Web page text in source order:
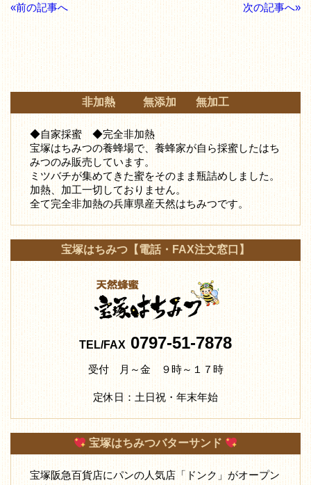
«前の記事へ 次の記事へ»
非加熱 無添加 無加工
◆自家採蜜 ◆完全非加熱
宝塚はちみつの養蜂場で、養蜂家が自ら採蜜したはち
みつのみ販売しています。
ミツバチが集めてきた蜜をそのまま瓶詰めしました。
加熱、加工一切しておりません。
全て完全非加熱の兵庫県産天然はちみつです。
宝塚はちみつ【電話・FAX注文窓口】
TEL/FAX0797-51-7878
受付 月～金 ９時～１７時
定休日：土日祝・年末年始
宝塚はちみつバターサンド
宝塚阪急百貨店にパンの人気店「ドンク」がオープン